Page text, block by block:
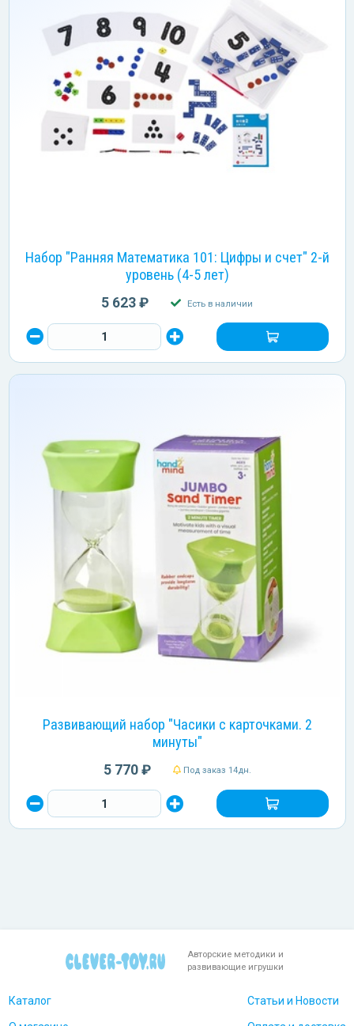
Набор "Ранняя Математика 101: Цифры и счет" 2-й
уровень (4-5 лет)
5 623 ₽ Есть в наличии
Развивающий набор "Часики с карточками. 2
минуты"
5 770 ₽ Под заказ 14дн.
Авторские методики и
развивающие игрушки
Каталог Статьи и Новости